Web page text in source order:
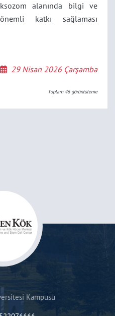
alanında bilgi ve
katkı sağlaması
29 Nisan 2026 Çarşamba
Toplam 46görüntüleme
Kampüsü